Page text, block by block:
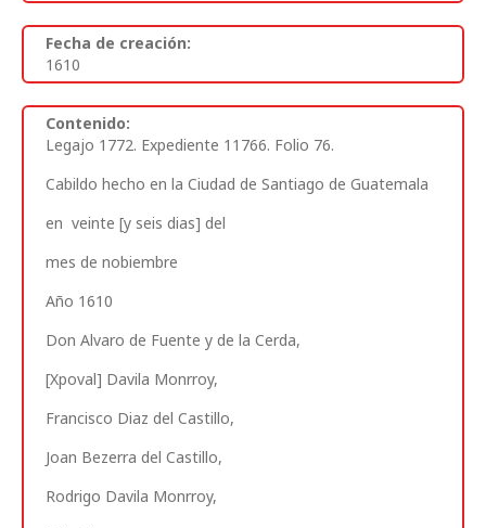
Fecha de creación:
1610
Contenido:
Legajo 1772. Expediente 11766. Folio 76.
Cabildo hecho en la Ciudad de Santiago de Guatemala
en veinte [y seis dias] del
mes de nobiembre
Año 1610
Don Alvaro de Fuente y de la Cerda,
[Xpoval] Davila Monrroy,
Francisco Diaz del Castillo,
Joan Bezerra del Castillo,
Rodrigo Davila Monrroy,